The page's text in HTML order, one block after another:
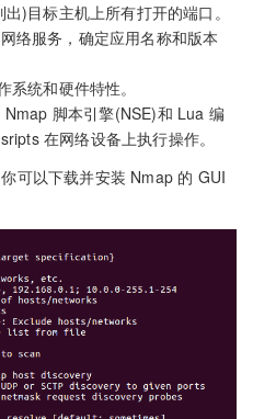
)目标主机上所有打开的端口。
络服务，确定应用名称和版本
系统和硬件特性。
Nmap 脚本引擎(NSE)和 Lua 编
在网络设备上执行操作。
可以下载并安装 Nmap 的 GUI